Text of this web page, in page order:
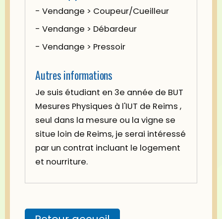
- Vendange > Coupeur/Cueilleur
- Vendange > Débardeur
- Vendange > Pressoir
Autres informations
Je suis étudiant en 3e année de BUT
Mesures Physiques à l'IUT de Reims ,
seul dans la mesure ou la vigne se
situe loin de Reims, je serai intéressé
par un contrat incluant le logement
et nourriture.